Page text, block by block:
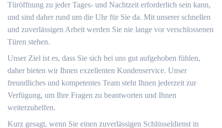
Türöffnung zu jeder Tages- und Nachtzeit erforderlich sein kann,
und sind daher rund um die Uhr für Sie da. Mit unserer schnellen
und zuverlässigen Arbeit werden Sie nie lange vor verschlossenen
Türen stehen.
Unser Ziel ist es, dass Sie sich bei uns gut aufgehoben fühlen,
daher bieten wir Ihnen exzellenten Kundenservice. Unser
freundliches und kompetentes Team steht Ihnen jederzeit zur
Verfügung, um Ihre Fragen zu beantworten und Ihnen
weiterzuhelfen.
Kurz gesagt, wenn Sie einen zuverlässigen Schlüsseldienst in